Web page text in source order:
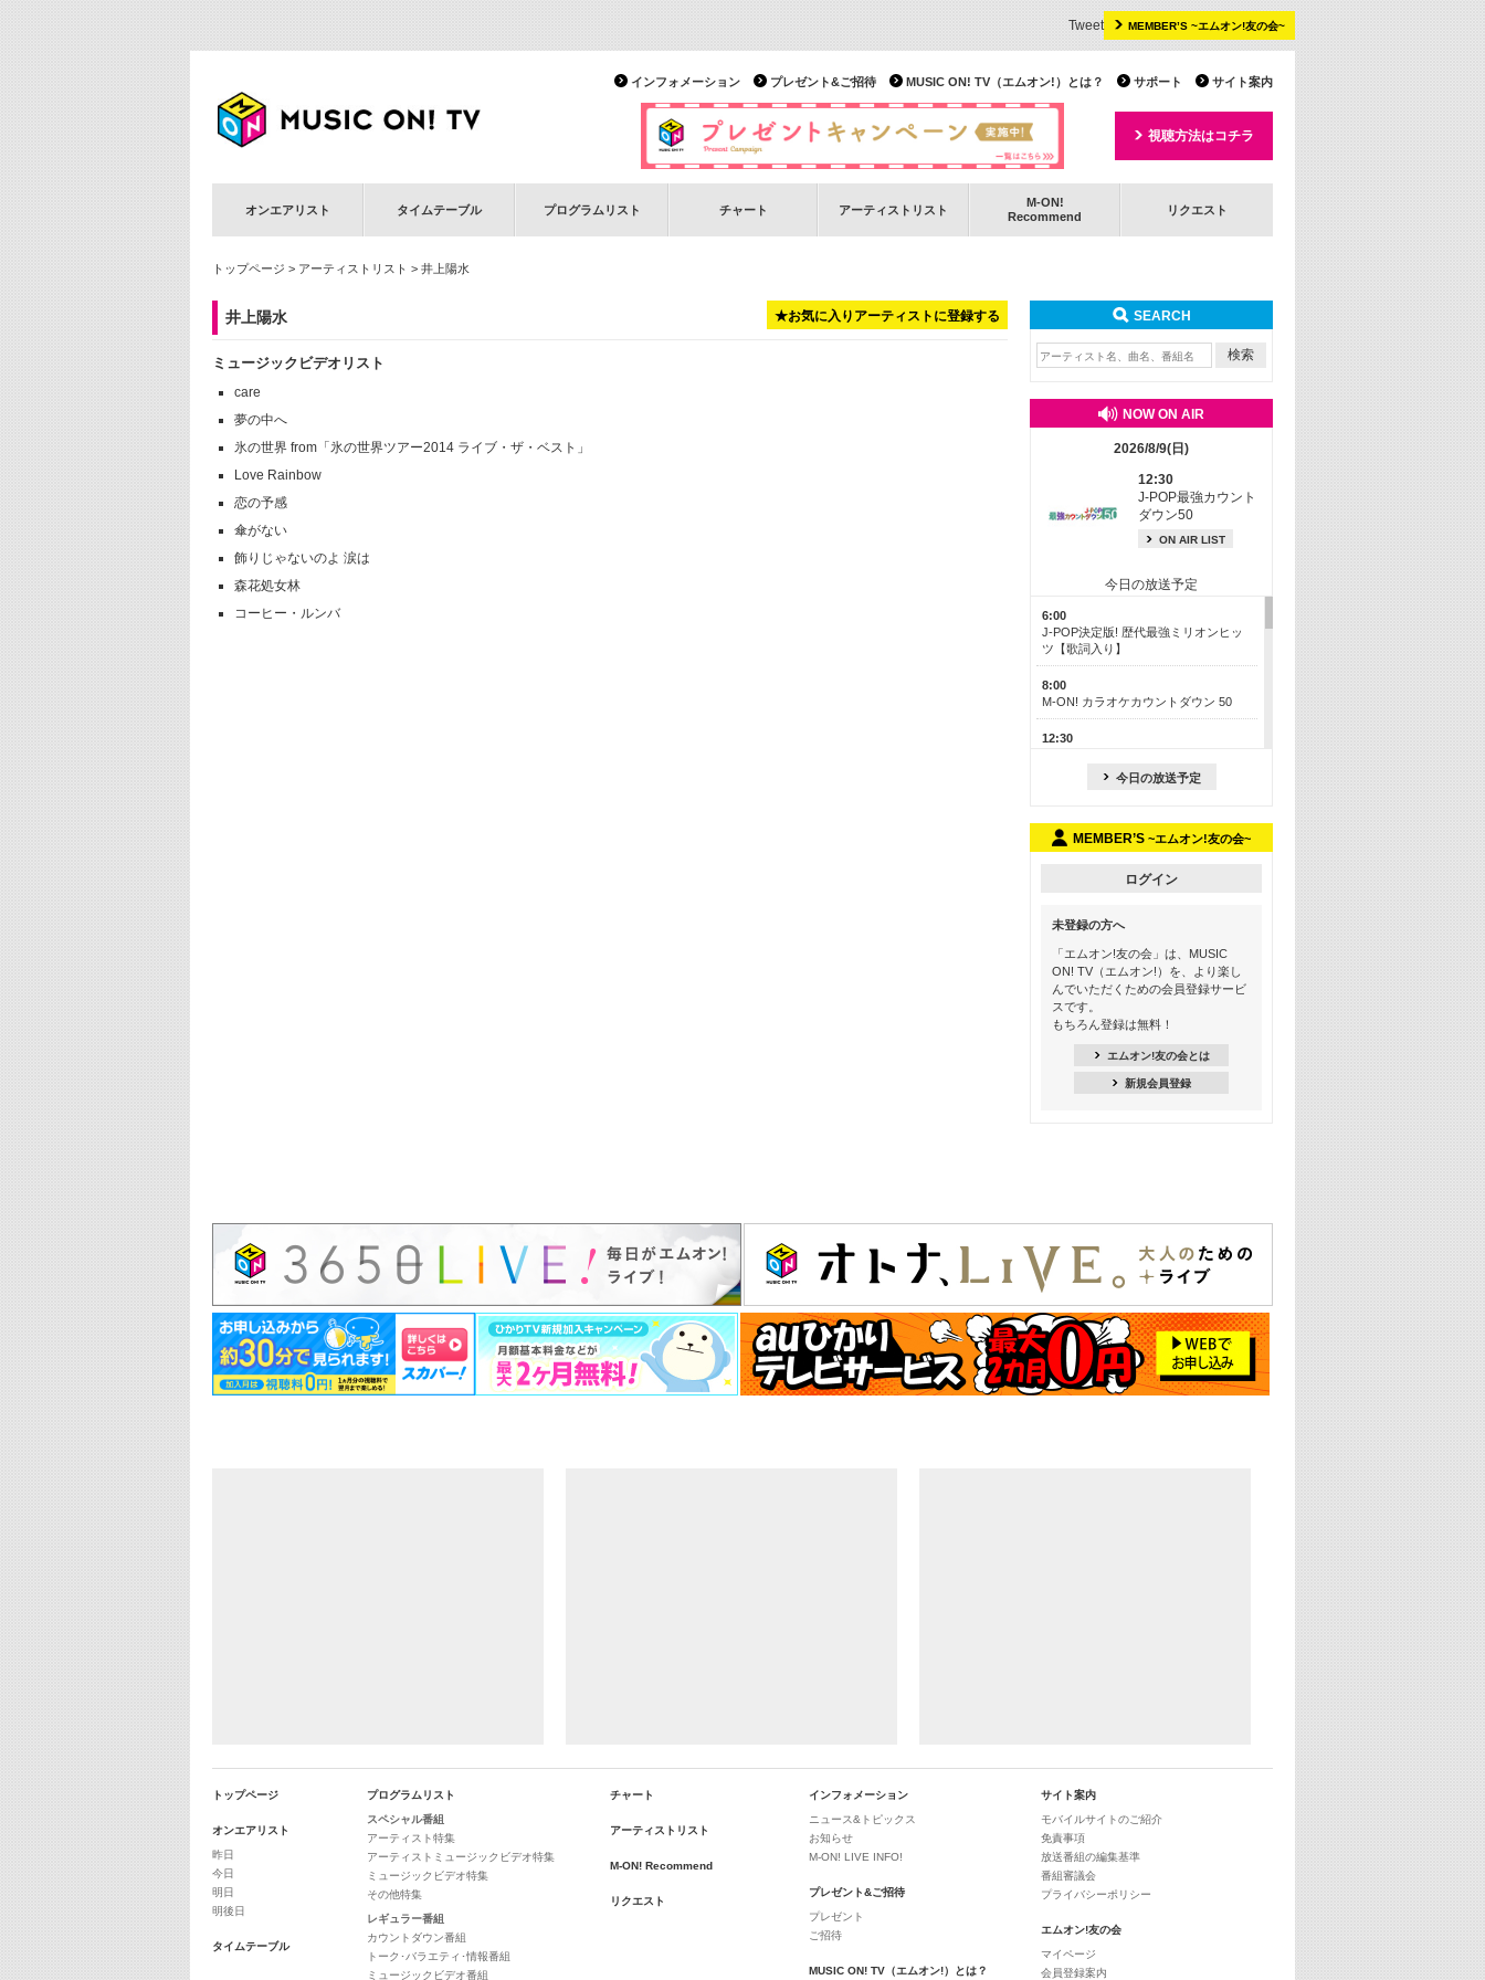
MEMBER’S ~エムオン!友の会~
Tweet
サイト案内
サポート
MUSIC ON! TV（エムオン!）とは？
プレゼント&ご招待
インフォメーション
視聴方法はコチラ
オンエアリスト タイムテーブル プログラムリスト チャート アーティストリスト
M-ON!
Recommend
リクエスト
トップページ > アーティストリスト > 井上陽水
★お気に入りアーティストに登録する
井上陽水
ミュージックビデオリスト
care
夢の中へ
氷の世界 from「氷の世界ツアー2014 ライブ・ザ・ベスト」
Love Rainbow
恋の予感
傘がない
飾りじゃないのよ 涙は
森花処女林
コーヒー・ルンバ
SEARCH
NOW ON AIR
2026/8/9(日)
12:30
J-POP最強カウント
ダウン50
ON AIR LIST
今日の放送予定
6:00
J-POP決定版! 歴代最強ミリオンヒッ
ツ【歌詞入り】
8:00
M-ON! カラオケカウントダウン 50
12:30
18:30
Hits ON! 最新アニメ主題歌特集 ＜＃
17＞
19:30
Kis-My-Ft2特集
NEWS特集
エムオン! ビッグヒッツ
25:00
この夏聴きたい! サマーソングメドレ
今日の放送予定
MEMBER’S ~エムオン!友の会~
ログイン
未登録の方へ
「エムオン!友の会」は、MUSIC
ON! TV（エムオン!）を、より楽し
んでいただくための会員登録サービ
スです。
もちろん登録は無料！
エムオン!友の会とは
新規会員登録
トップページ
オンエアリスト
昨日
今日
明日
明後日
タイムテーブル
プログラムリスト
スペシャル番組
アーティスト特集
アーティストミュージックビデオ特集
ミュージックビデオ特集
その他特集
レギュラー番組
カウントダウン番組
トーク･バラエティ･情報番組
ミュージックビデオ番組
チャート
アーティストリスト
M-ON! Recommend
リクエスト
インフォメーション
ニュース&トピックス
お知らせ
M-ON! LIVE INFO!
プレゼント&ご招待
プレゼント
ご招待
MUSIC ON! TV（エムオン!）とは？
サイト案内
モバイルサイトのご紹介
免責事項
放送番組の編集基準
番組審議会
プライバシーポリシー
エムオン!友の会
マイページ
会員登録案内